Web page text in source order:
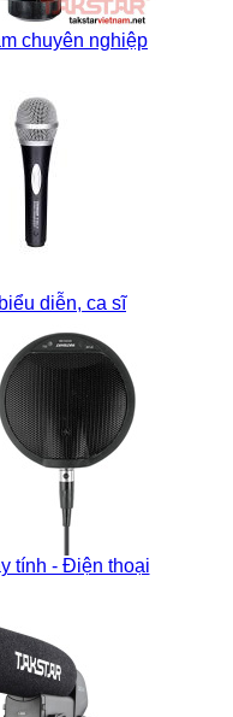
chuyên nghiệp
diễn, ca sĩ
tính - Điện thoại